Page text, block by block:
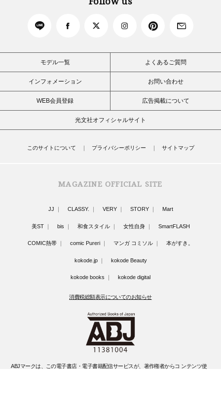
モデル一覧 よくあるご質問
インフォメーション お問い合わせ
WEB会員登録 広告掲載について
光文社オフィシャルサイト
このサイトについて プライバシーポリシー サイトマップ
MAGAZINE OFFICIAL SITE
JJ CLASSY. VERY STORY Mart
美ST bis 和食スタイル 女性自身 SmartFLASH
COMIC熱帯 comic Pureri マンガ コミソル 本がすき。
kokode.jp kokode Beauty
kokode books kokode digital
消費税総額表示についてのお知らせ
ABJマークは、この電子書店・電子書籍配信サービスが、著作権者からコ ンテンツ使